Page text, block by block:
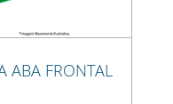
ABA FRONTAL